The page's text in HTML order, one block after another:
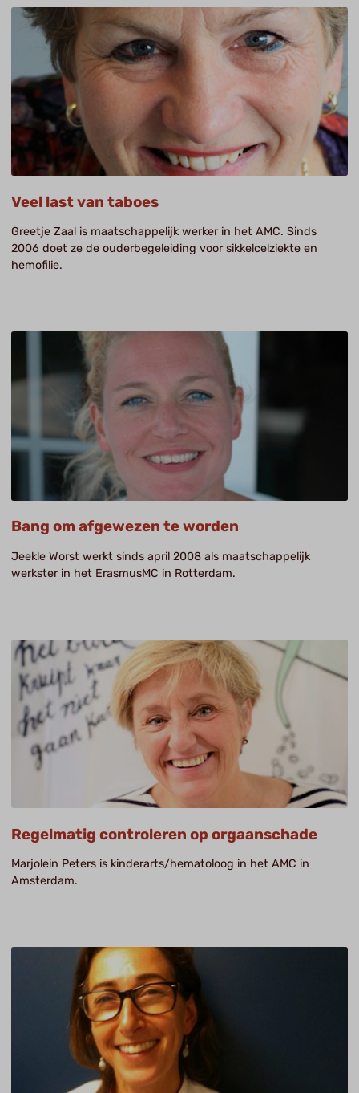
Veel last van taboes
Greetje Zaal is maatschappelijk werker in het AMC. Sinds
2006 doet ze de ouderbegeleiding voor sikkelcelziekte en
hemofilie.
Bang om afgewezen te worden
Jeekle Worst werkt sinds april 2008 als maatschappelijk
werkster in het ErasmusMC in Rotterdam.
Regelmatig controleren op orgaanschade
Marjolein Peters is kinderarts/hematoloog in het AMC in
Amsterdam.